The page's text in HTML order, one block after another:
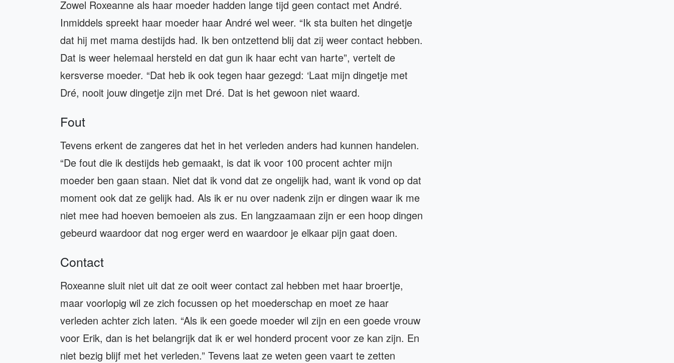
Zowel Roxeanne als haar moeder hadden lange tijd geen contact met André.
Inmiddels spreekt haar moeder haar André wel weer. “Ik sta buiten het dingetje
dat hij met mama destijds had. Ik ben ontzettend blij dat zij weer contact hebben.
Dat is weer helemaal hersteld en dat gun ik haar echt van harte”, vertelt de
kersverse moeder. “Dat heb ik ook tegen haar gezegd: ‘Laat mijn dingetje met
Dré, nooit jouw dingetje zijn met Dré. Dat is het gewoon niet waard.
Fout
Tevens erkent de zangeres dat het in het verleden anders had kunnen handelen.
“De fout die ik destijds heb gemaakt, is dat ik voor 100 procent achter mijn
moeder ben gaan staan. Niet dat ik vond dat ze ongelijk had, want ik vond op dat
moment ook dat ze gelijk had. Als ik er nu over nadenk zijn er dingen waar ik me
niet mee had hoeven bemoeien als zus. En langzaamaan zijn er een hoop dingen
gebeurd waardoor dat nog erger werd en waardoor je elkaar pijn gaat doen.
Contact
Roxeanne sluit niet uit dat ze ooit weer contact zal hebben met haar broertje,
maar voorlopig wil ze zich focussen op het moederschap en moet ze haar
verleden achter zich laten. “Als ik een goede moeder wil zijn en een goede vrouw
voor Erik, dan is het belangrijk dat ik er wel honderd procent voor ze kan zijn. En
niet bezig blijf met het verleden.” Tevens laat ze weten geen vaart te zetten